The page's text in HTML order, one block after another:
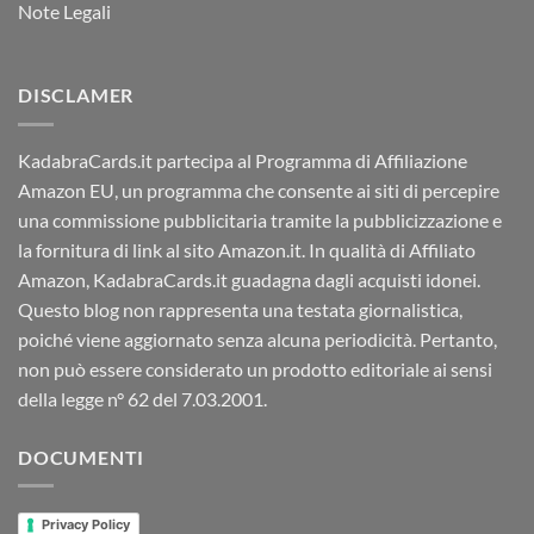
Note Legali
DISCLAMER
KadabraCards.it partecipa al Programma di Affiliazione
Amazon EU, un programma che consente ai siti di percepire
una commissione pubblicitaria tramite la pubblicizzazione e
la fornitura di link al sito Amazon.it. In qualità di Affiliato
Amazon, KadabraCards.it guadagna dagli acquisti idonei.
Questo blog non rappresenta una testata giornalistica,
poiché viene aggiornato senza alcuna periodicità. Pertanto,
non può essere considerato un prodotto editoriale ai sensi
della legge n° 62 del 7.03.2001.
DOCUMENTI
Privacy Policy